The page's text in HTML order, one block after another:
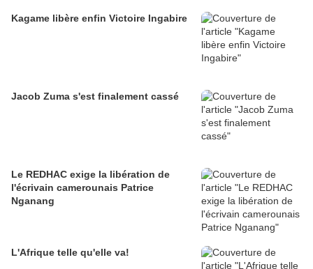
Kagame libère enfin Victoire Ingabire
Jacob Zuma s'est finalement cassé
Le REDHAC exige la libération de
l'écrivain camerounais Patrice
Nganang
L'Afrique telle qu'elle va!